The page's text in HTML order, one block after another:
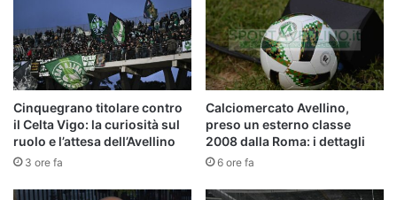
Cinquegrano titolare contro
il Celta Vigo: la curiosità sul
ruolo e l’attesa dell’Avellino
3 ore fa
Calciomercato Avellino,
preso un esterno classe
2008 dalla Roma: i dettagli
6 ore fa